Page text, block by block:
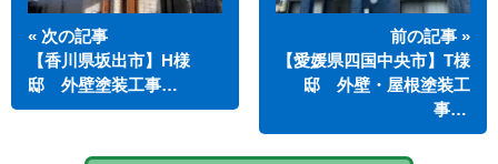
« 次の記事
【香川県坂出市】H様
邸 外壁塗装工事…
前の記事 »
【愛媛県四国中央市】T様
邸 外壁・屋根塗装工
事…